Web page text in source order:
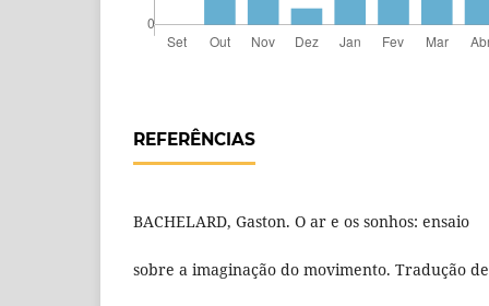
REFERÊNCIAS
BACHELARD, Gaston. O ar e os sonhos: ensaio
sobre a imaginação do movimento. Tradução de